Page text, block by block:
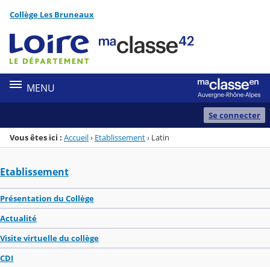
Menu de la rubrique
Contenu
Collège Les Bruneaux
MENU
Se connecter
Vous êtes ici : Accueil› Etablissement› Latin
Etablissement
Présentation du Collège
Actualité
Visite virtuelle du collège
CDI